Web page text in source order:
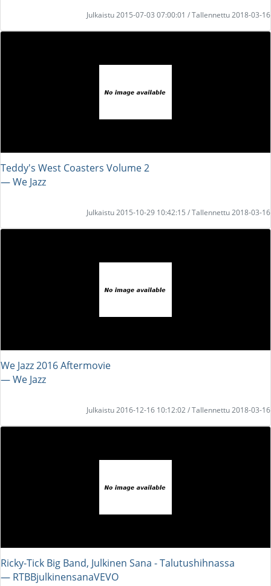
Julkaistu 2015-07-03 07:00:01 / Tallennettu 2018-03-16
Teddy's West Coasters Volume 2
― We Jazz
Julkaistu 2015-10-29 10:42:15 / Tallennettu 2018-03-16
We Jazz 2016 Aftermovie
― We Jazz
Julkaistu 2016-12-16 10:12:02 / Tallennettu 2018-03-16
Ricky-Tick Big Band, Julkinen Sana - Talutushihnassa
― RTBBjulkinensanaVEVO